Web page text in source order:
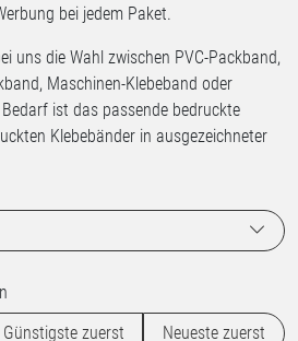
bei jedem Paket.
uns die Wahl zwischen PVC-Packband,
Maschinen-Klebeband oder
ist das passende bedruckte
Klebebänder in ausgezeichneter
Günstigste zuerst Neueste zuerst